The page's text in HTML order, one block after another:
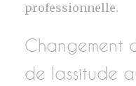
professionnelle.
Changement
de lassitude